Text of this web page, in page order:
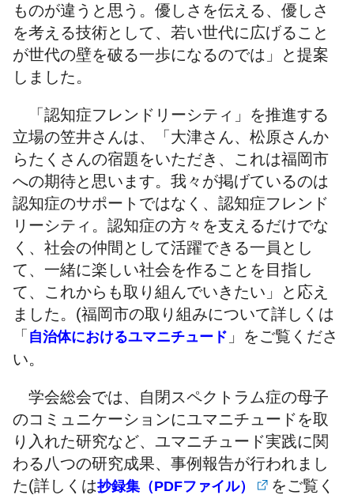
ものが違うと思う。優しさを伝える、優しさ
を考える技術として、若い世代に広げること
が世代の壁を破る一歩になるのでは」と提案
しました。
「認知症フレンドリーシティ」を推進する
立場の笠井さんは、「大津さん、松原さんか
らたくさんの宿題をいただき、これは福岡市
への期待と思います。我々が掲げているのは
認知症のサポートではなく、認知症フレンド
リーシティ。認知症の方々を支えるだけでな
く、社会の仲間として活躍できる一員とし
て、一緒に楽しい社会を作ることを目指し
て、これからも取り組んでいきたい」と応え
ました。(福岡市の取り組みについて詳しくは
「 自治体におけるユマニチュード 」をご覧くださ
い。
学会総会では、自閉スペクトラム症の母子
のコミュニケーションにユマニチュードを取
り入れた研究など、ユマニチュード実践に関
わる八つの研究成果、事例報告が行われまし
た(詳しくは抄録集（PDFファイル）
をご覧く